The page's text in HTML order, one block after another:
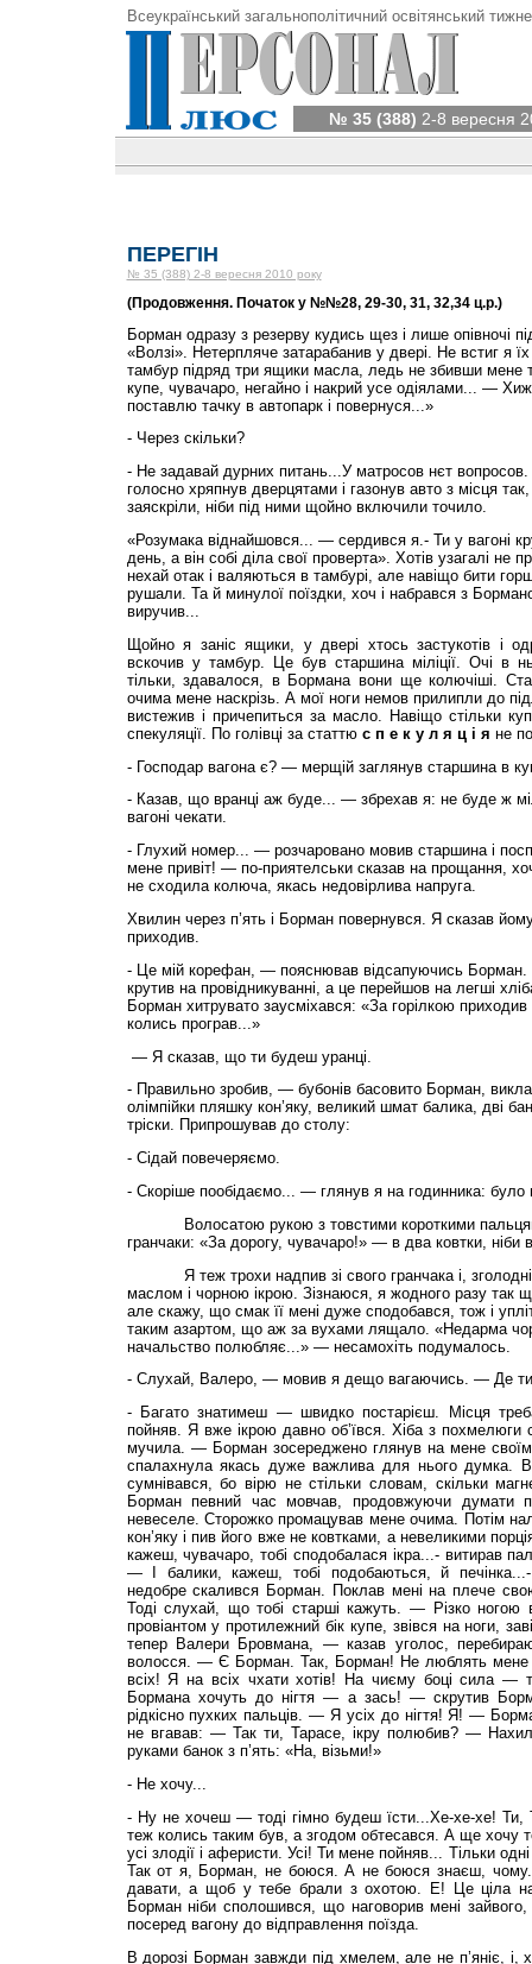
Всеукраїнський загальнополітичний освітянський
№ 35 (388) 2-8 вересня
ПЕРЕГІН
№ 35 (388) 2-8 вересня 2010 року
(Продовження. Початок у №№28, 29-30, 31, 32,34 ц.р.)
Борман одразу з резерву кудись щез і лише опівночі
«Волзі». Нетерпляче затарабанив у двері. Не встиг я
тамбур підряд три ящики масла, ледь не збивши мене
купе, чувачаро, негайно і накрий усе одіялами... —
поставлю тачку в автопарк і повернуся...»
- Через скільки?
- Не задавай дурних питань...У матросов нєт
голосно хряпнув дверцятами і газонув авто з місця
заяскріли, ніби під ними щойно включили точило.
«Розумака віднайшовся... — сердився я.- Ти у вагоні
день, а він собі діла свої проверта». Хотів узагалі не
нехай отак і валяються в тамбурі, але навіщо бити
рушали. Та й минулої поїздки, хоч і набрався з
виручив...
Щойно я заніс ящики, у двері хтось застукотів і
вскочив у тамбур. Це був старшина міліції. Очі в
тільки, здавалося, в Бормана вони ще колючіші.
очима мене наскрізь. А мої ноги немов прилипли до
вистежив і причепиться за масло. Навіщо стільки
спекуляції. По голівці за статтю с п е к у л я ц і я не
- Господар вагона є? — мерщій заглянув старшина в
- Казав, що вранці аж буде... — збрехав я: не буде ж
вагоні чекати.
- Глухий номер... — розчаровано мовив старшина і
мене привіт! — по-приятелськи сказав на прощання,
не сходила колюча, якась недовірлива напруга.
Хвилин через п’ять і Борман повернувся. Я сказав
приходив.
- Це мій корефан, — пояснював відсапуючись
крутив на провідникуванні, а це перейшов на легші
Борман хитрувато заусміхався: «За горілкою
колись програв...»
— Я сказав, що ти будеш уранці.
- Правильно зробив, — бубонів басовито Борман,
олімпійки пляшку кон’яку, великий шмат балика, дві
тріски. Припрошував до столу:
- Сідай повечеряємо.
- Скоріше пообідаємо... — глянув я на годинника: було
Волосатою рукою з товстими короткими
гранчаки: «За дорогу, чувачаро!» — в два ковтки, ніби
Я теж трохи надпив зі свого гранчака і,
маслом і чорною ікрою. Зізнаюся, я жодного разу так
але скажу, що смак її мені дуже сподобався, тож і
таким азартом, що аж за вухами лящало. «Недарма
начальство полюбляє...» — несамохіть подумалось.
- Слухай, Валеро, — мовив я дещо вагаючись. — Де ти
- Багато знатимеш — швидко постарієш. Місця
пойняв. Я вже ікрою давно об’ївся. Хіба з похмелюги
мучила. — Борман зосереджено глянув на мене
спалахнула якась дуже важлива для нього
сумнівався, бо вірю не стільки словам, скільки
Борман певний час мовчав, продовжуючи
невеселе. Сторожко промацував мене очима. Потім
кон’яку і пив його вже не ковтками, а невеликими
кажеш, чувачаро, тобі сподобалася ікра...- витирав
— І балики, кажеш, тобі подобаються, й
недобре скалився Борман. Поклав мені на плече
Тоді слухай, що тобі старші кажуть. — Різко ногою
провіантом у протилежний бік купе, звівся на ноги,
тепер Валери Бровмана, — казав уголос,
волосся. — Є Борман. Так, Борман! Не люблять мене
всіх! Я на всіх чхати хотів! На чиєму боці сила —
Бормана хочуть до нігтя — а зась! — скрутив
рідкісно пухких пальців. — Я усіх до нігтя! Я! —
не вгавав: — Так ти, Тарасе, ікру полюбив? —
руками банок з п’ять: «На, візьми!»
- Не хочу...
- Ну не хочеш — тоді гімно будеш їсти...Хе-хе-хе! Ти,
теж колись таким був, а згодом обтесався. А ще хочу
усі злодії і аферисти. Усі! Ти мене пойняв... Тільки
Так от я, Борман, не боюся. А не боюся знаєш,
давати, а щоб у тебе брали з охотою. Е! Це ціла
Борман ніби сполошився, що наговорив мені
посеред вагону до відправлення поїзда.
В дорозі Борман завжди під хмелем, але не п’яніє, і,